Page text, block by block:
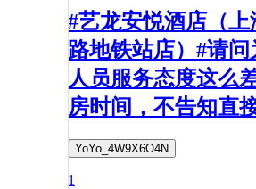
#艺龙安悦酒店（
路地铁站店）#请
人员服务态度这么
房时间，不告知直
YoYo_4W9X6O4N
1